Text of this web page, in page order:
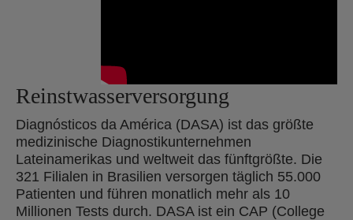
Reinstwasserversorgung
Diagnósticos da América (DASA) ist das größte
medizinische Diagnostikunternehmen
Lateinamerikas und weltweit das fünftgrößte. Die
321 Filialen in Brasilien versorgen täglich 55.000
Patienten und führen monatlich mehr als 10
Millionen Tests durch. DASA ist ein CAP (College